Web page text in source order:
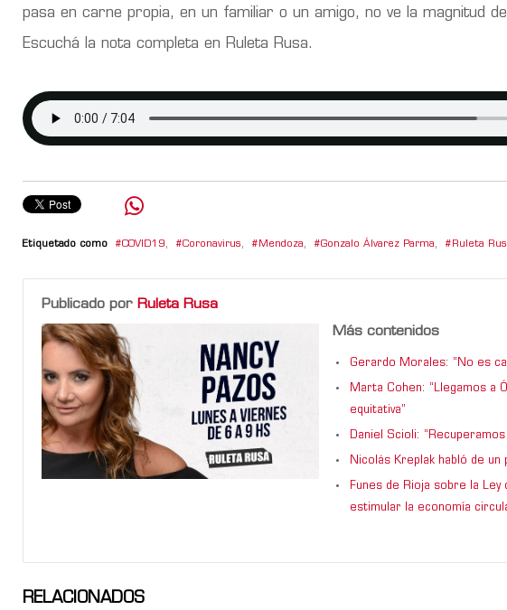
pasa en carne propia, en un familiar o un amigo, no ve la magnitud
Escuchá la nota completa en Ruleta Rusa.
Etiquetado como COVID19, Coronavirus, Mendoza, Gonzalo Álvarez Parma, Ruleta
Publicado por Ruleta Rusa
Más contenidos
Gerardo Morales: “No es
Marta Cohen: “Llegamos a
equitativa”
Daniel Scioli:
Nicolás Kreplak habló de
Funes de Rioja sobre la
estimular la economía
RELACIONADOS